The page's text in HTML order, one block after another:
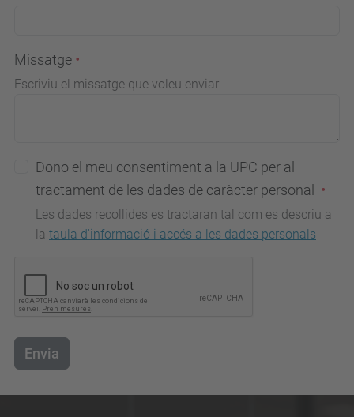
Missatge
Escriviu el missatge que voleu enviar
Dono el meu consentiment a la UPC per al
tractament de les dades de caràcter personal
Les dades recollides es tractaran tal com es descriu a
la taula d'informació i accés a les dades personals
Envia